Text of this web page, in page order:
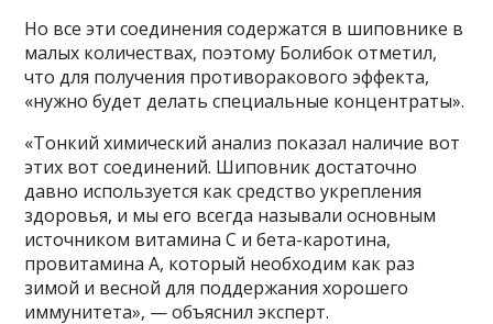
Но все эти соединения содержатся в шиповнике в
малых количествах, поэтому Болибок отметил,
что для получения противоракового эффекта,
«нужно будет делать специальные концентраты».
«Тонкий химический анализ показал наличие вот
этих вот соединений. Шиповник достаточно
давно используется как средство укрепления
здоровья, и мы его всегда называли основным
источником витамина С и бета-каротина,
провитамина А, который необходим как раз
зимой и весной для поддержания хорошего
иммунитета», — объяснил эксперт.